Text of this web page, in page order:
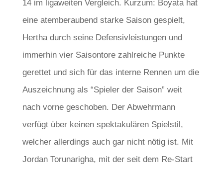
14 im ligaweiten Vergleich. Kurzum: Boyata hat
eine atemberaubend starke Saison gespielt,
Hertha durch seine Defensivleistungen und
immerhin vier Saisontore zahlreiche Punkte
gerettet und sich für das interne Rennen um die
Auszeichnung als “Spieler der Saison” weit
nach vorne geschoben. Der Abwehrmann
verfügt über keinen spektakulären Spielstil,
welcher allerdings auch gar nicht nötig ist. Mit
Jordan Torunarigha, mit der seit dem Re-Start